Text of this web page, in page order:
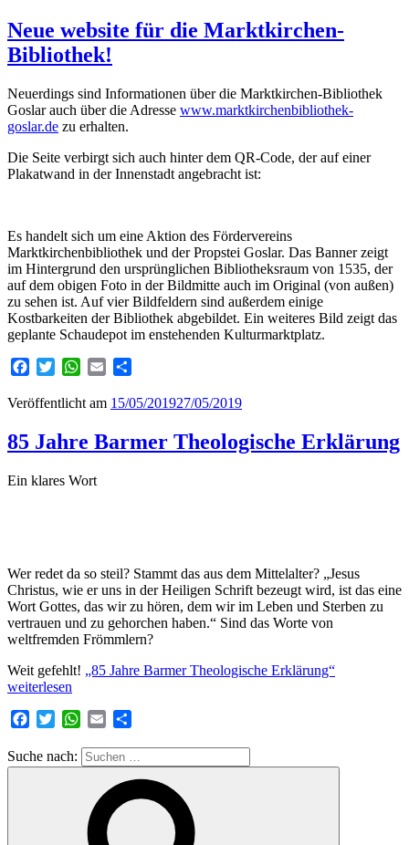
Neue website für die Marktkirchen-
Bibliothek!
Neuerdings sind Informationen über die Marktkirchen-Bibliothek
Goslar auch über die Adresse www.marktkirchenbibliothek-
goslar.de zu erhalten.
Die Seite verbirgt sich auch hinter dem QR-Code, der auf einer
Plakatwand in der Innenstadt angebracht ist:
Es handelt sich um eine Aktion des Fördervereins
Marktkirchenbibliothek und der Propstei Goslar. Das Banner zeigt
im Hintergrund den ursprünglichen Bibliotheksraum von 1535, der
auf dem obigen Foto in der Bildmitte auch im Original (von außen)
zu sehen ist. Auf vier Bildfeldern sind außerdem einige
Kostbarkeiten der Bibliothek abgebildet. Ein weiteres Bild zeigt das
geplante Schaudepot im enstehenden Kulturmarktplatz.
FacebookTwitterWhatsApp
Email
Veröffentlicht am 15/05/201927/05/2019
85 Jahre Barmer Theologische Erklärung
Ein klares Wort
Wer redet da so steil? Stammt das aus dem Mittelalter? „Jesus
Christus, wie er uns in der Heiligen Schrift bezeugt wird, ist das eine
Wort Gottes, das wir zu hören, dem wir im Leben und Sterben zu
vertrauen und zu gehorchen haben.“ Sind das Worte von
weltfremden Frömmlern?
Weit gefehlt! „85 Jahre Barmer Theologische Erklärung“
weiterlesen
FacebookTwitterWhatsApp
Email
Suche nach: